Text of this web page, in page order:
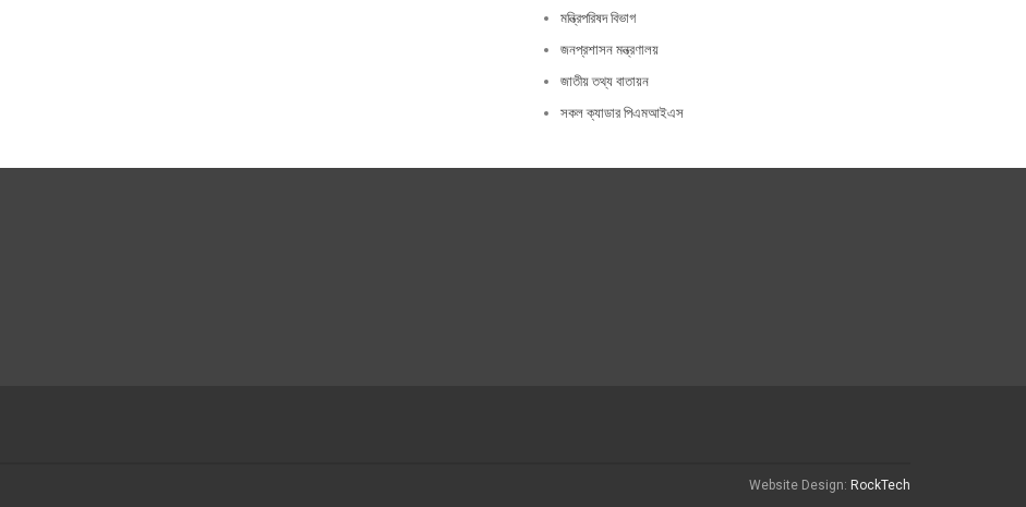
মন্ত্রিপরিষদ বিভাগ
জনপ্রশাসন মন্ত্রণালয়
জাতীয় তথ্য বাতায়ন
সকল ক্যাডার পিএমআইএস
Website Design: RockTech